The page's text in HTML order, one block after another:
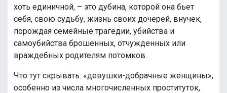
хоть единичной, – это дубина, которой она бьет
себя, свою судьбу, жизнь своих дочерей, внучек,
порождая семейные трагедии, убийства и
самоубийства брошенных, отчужденных или
враждебных родителям потомков.
Что тут скрывать: «девушки-добрачные женщины»,
особенно из числа многочисленных проституток,